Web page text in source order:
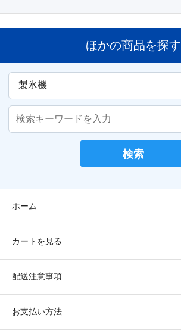
ほかの商品を探す
検索
ホーム
カートを見る
配送注意事項
お支払い方法